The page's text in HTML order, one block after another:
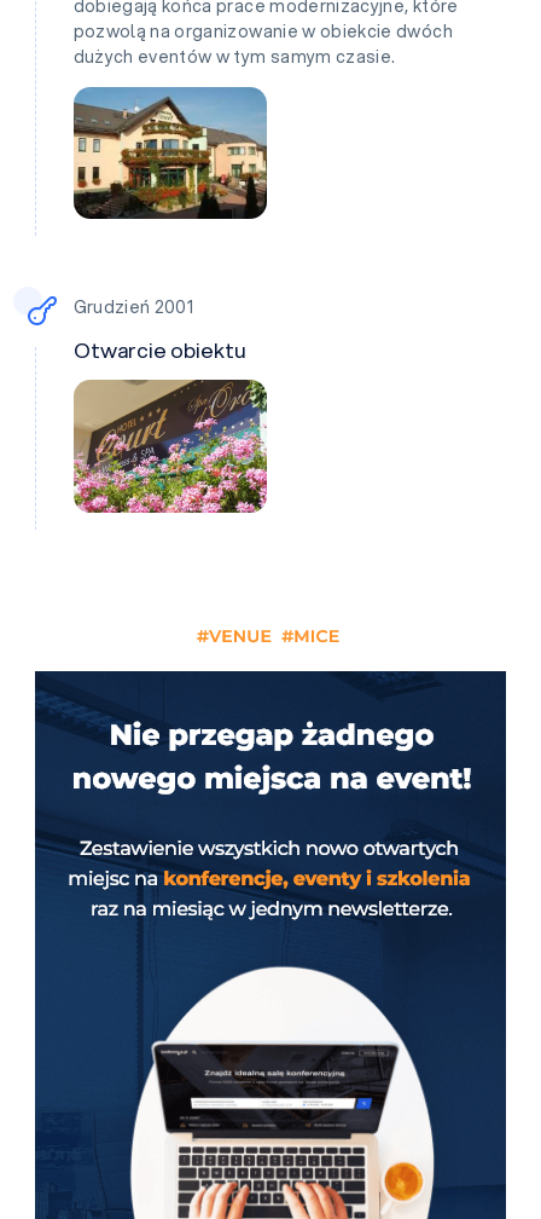
dobiegają końca prace modernizacyjne, które
pozwolą na organizowanie w obiekcie dwóch
dużych eventów w tym samym czasie.
Grudzień 2001
Otwarcie obiektu